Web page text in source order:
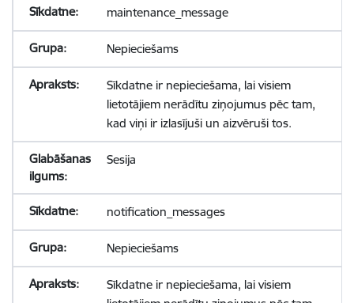
maintenance_message
Nepieciešams
Sīkdatne ir nepieciešama, lai visiem
lietotājiem nerādītu ziņojumus pēc tam,
kad viņi ir izlasījuši un aizvēruši tos.
Sesija
notification_messages
Nepieciešams
Sīkdatne ir nepieciešama, lai visiem